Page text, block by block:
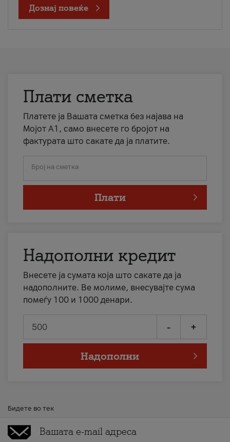
Дознај повеќе
Плати сметка
Платете ја Вашата сметка без најава на
Мојот А1, само внесете го бројот на
фактурата што сакате да ја платите.
Број на сметка
Плати
Надополни кредит
Внесете ја сумата која што сакате да ја
надополните. Ве молиме, внесувајте сума
помеѓу 100 и 1000 денари.
- +
Надополни
Бидете во тек